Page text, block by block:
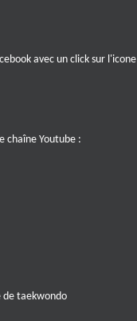
avec un click sur l'icone
chaîne Youtube :
de taekwondo